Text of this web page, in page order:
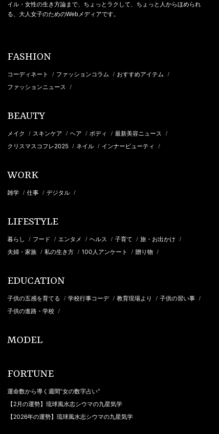
イル・女性の生き方論まで、ちょっとラクして、ちょっと人からほめられ
る、大人女子のためのWebメディアです。
FASHION
コーディネート / ファッションコラム / おすすめアイテム /
ファッションニュース /
BEAUTY
メイク / スキンケア / ヘア / ボディ / 最新美容ニュース /
クリスマスコフレ2025 / ネイル / インナービューティ /
WORK
雑学 / 仕事 / デジタル /
LIFESTYLE
暮らし / フード / エンタメ / ヘルス / 子育て / 旅・お出かけ /
夫婦・家族 / 私の生き方 / 100人アンケート / 贈り物 /
EDUCATION
子供の五感を育てる / 学校行事コーデ / 教育現場より / 子供の習い事 /
子供の進路・学校 /
MODEL
FORTUNE
運命数から導く週間“女の数字占い”
【2月の運勢】琉球風水志シウマの九星気学
【2026年の運勢】琉球風水志シウマの九星気学